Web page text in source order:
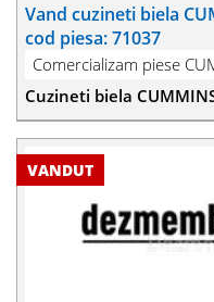
Vand cuzineti biela
cod piesa: 71037
Comercializam piese
Cuzineti biela